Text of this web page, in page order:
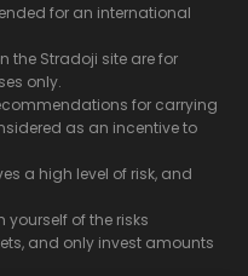
for an international
the Stradoji site are for
only.
for carrying
as an incentive to
a high level of risk, and
of the risks
and only invest amounts